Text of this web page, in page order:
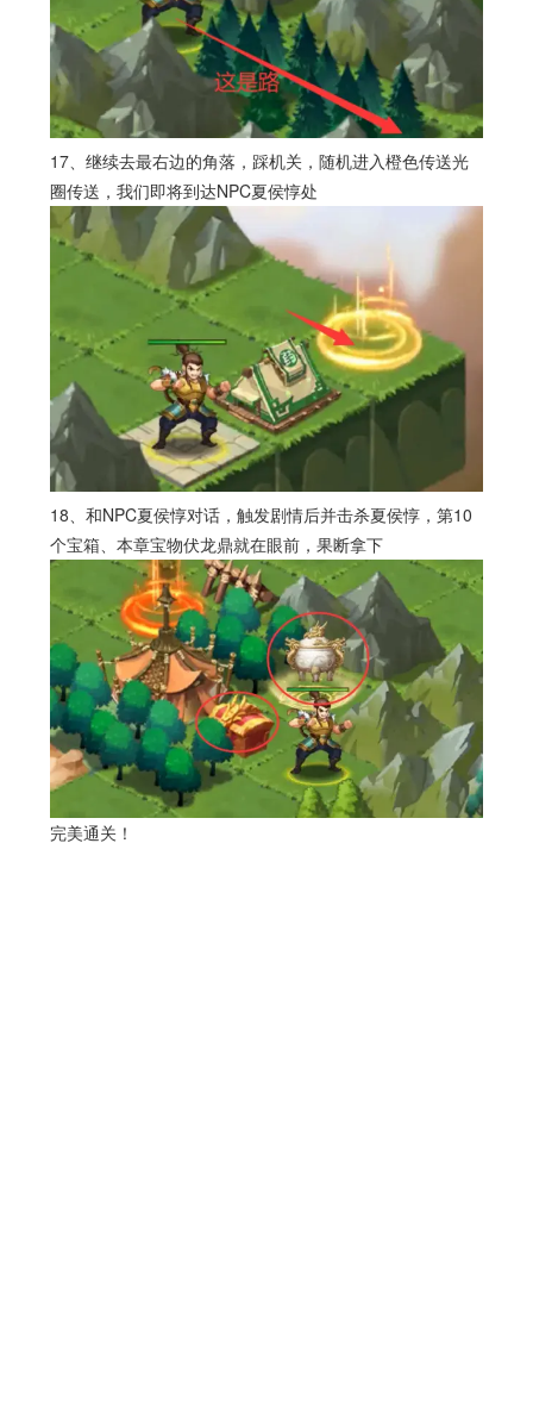
17、继续去最右边的角落，踩机关，随机进入橙色传送光
圈传送，我们即将到达NPC夏侯惇处
18、和NPC夏侯惇对话，触发剧情后并击杀夏侯惇，第10
个宝箱、本章宝物伏龙鼎就在眼前，果断拿下
完美通关！